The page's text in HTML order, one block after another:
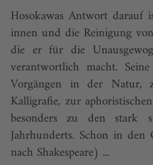
Hosokawas Antwort darauf
innen und die Reinigung
die er für die
verantwortlich macht.
Vorgängen in der Natur,
Kalligrafie, zur
besonders zu den stark
Jahrhunderts. Schon in
nach Shakespeare) ...